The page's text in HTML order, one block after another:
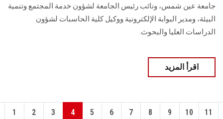
جامعة عين شمس، ونائب رئيس الجامعة لشؤون خدمة المجتمع وتنمية
البيئة، و‏مدير البوابة الإلكترونية ووكيل كلية الحاسبات لشؤون
الدراسات العليا ‏والبحوث‎.‎
اقرأ المزيد
1 2 3 4 5 6 7 8 9 10 11